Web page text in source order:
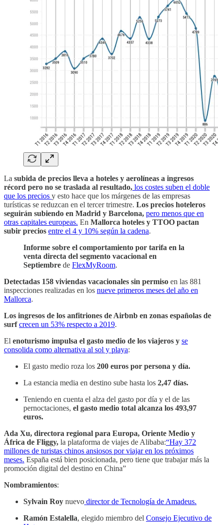
La subida de precios lleva a hoteles y aerolíneas a ingresos
récord pero no se traslada al resultado, los costes suben el doble
que los precios y esto hace que los márgenes de las empresas
turísticas se reduzcan en el tercer trimestre. Los precios hoteleros
seguirán subiendo en Madrid y Barcelona, pero menos que en
otras capitales europeas. En Mallorca hoteles y TTOO pactan
subir precios entre el 4 y 10% según la cadena.
Informe sobre el comportamiento por tarifa en la
venta directa del segmento vacacional en
Septiembre de FlexMyRoom.
Detectadas 158 viviendas vacacionales sin permiso en las 881
inspecciones realizadas en los nueve primeros meses del año en
Mallorca.
Los ingresos de los anfitriones de Airbnb en zonas españolas de
surf crecen un 53% respecto a 2019.
El enoturismo impulsa el gasto medio de los viajeros y se
consolida como alternativa al sol y playa:
El gasto medio roza los 200 euros por persona y día.
La estancia media en destino sube hasta los 2,47 días.
Teniendo en cuenta el alza del gasto por día y el de las
pernoctaciones, el gasto medio total alcanza los 493,97
euros.
Ada Xu, directora regional para Europa, Oriente Medio y
África de Fliggy, la plataforma de viajes de Alibaba:“Hay 372
millones de turistas chinos ansiosos por viajar en los próximos
meses. España está bien posicionada, pero tiene que trabajar más la
promoción digital del destino en China”
Nombramientos:
Sylvain Roy nuevo director de Tecnología de Amadeus.
Ramón Estalella, elegido miembro del Consejo Ejecutivo de